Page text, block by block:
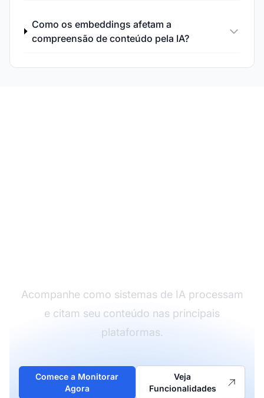
Como os embeddings afetam a
compreensão de conteúdo pela IA?
Acompanhe como sistemas de IA processam
e citam seu conteúdo nas principais
plataformas.
Comece a Monitorar
Agora
Veja
Funcionalidades